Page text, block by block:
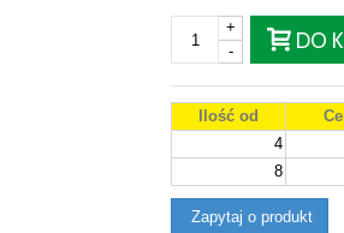
-
+
DO
Ilość od
4
8
Zapytaj o produkt